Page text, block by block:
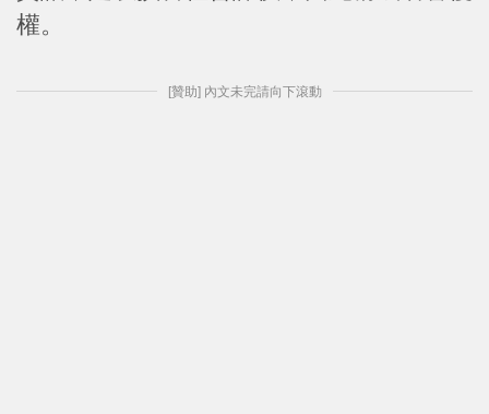
權。
[贊助] 內文未完請向下滾動